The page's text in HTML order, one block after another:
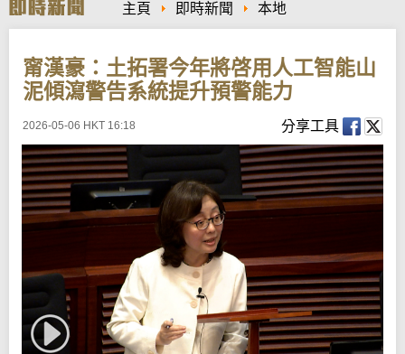
r
c
主頁 即時新聞 本地
甯漢豪：土拓署今年將啓用人工智能山
泥傾瀉警告系統提升預警能力
2026-05-06 HKT 16:18 分享工具